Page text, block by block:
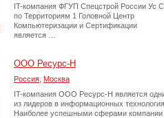
IT-компания ФГУП Спецстрой России Ус
по Территориям 1 Головной Центр
Компьютеризации и Сертификации
является …
ООО Ресурс-Н
Россия Москва
IT-компания ООО Ресурс-Н является
из лидеров в информационных
Наиболее успешными сферами компании